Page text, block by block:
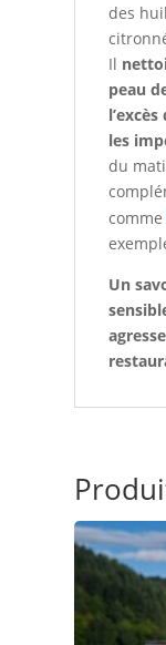
des
Il
peau
les
du
comme
Un